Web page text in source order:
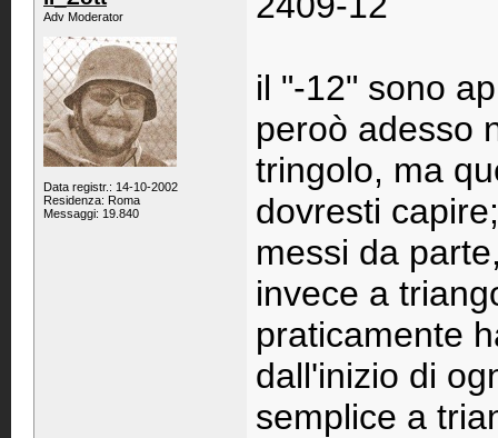
Adv Moderator
Data registr.: 14-10-2002
Residenza: Roma
Messaggi: 19.840
il "-12" sono
peroò adesso
tringolo, ma
dovresti
messi da
invece a
praticamente
dall'inizio di
semplice a